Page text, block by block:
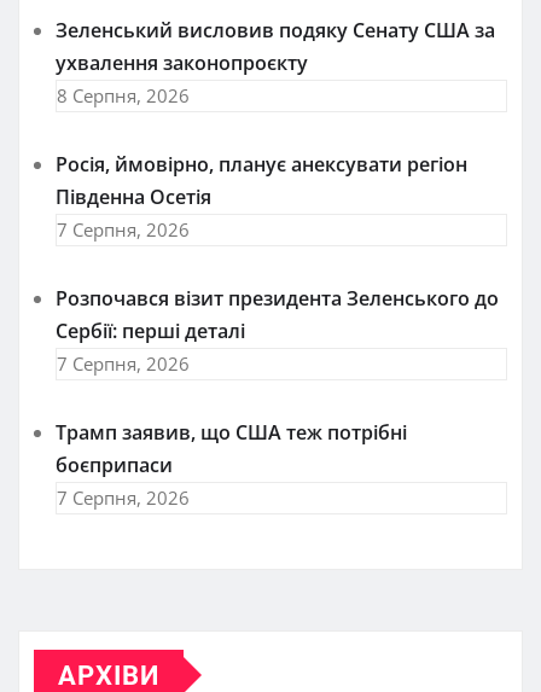
Зеленський висловив подяку Сенату США за
ухвалення законопроєкту
8 Серпня, 2026
Росія, ймовірно, планує анексувати регіон
Південна Осетія
7 Серпня, 2026
Розпочався візит президента Зеленського до
Сербії: перші деталі
7 Серпня, 2026
Трамп заявив, що США теж потрібні
боєприпаси
7 Серпня, 2026
АРХІВИ